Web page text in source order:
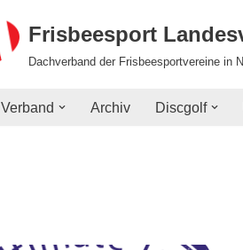
Frisbeesport
Dachverband der Frisbeesportvereine in
Verband Archiv Discgolf